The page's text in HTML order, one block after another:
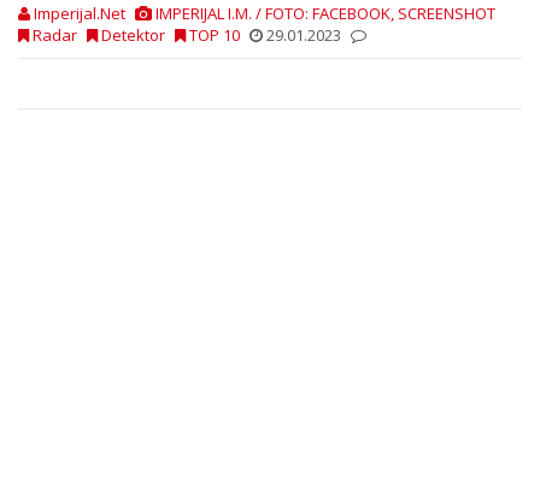
Imperijal.Net
IMPERIJAL I.M. / FOTO: FACEBOOK, SCREENSHOT
Radar
Detektor TOP 10 29.01.2023